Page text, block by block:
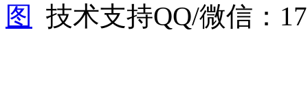
图
技术支持QQ/微信：